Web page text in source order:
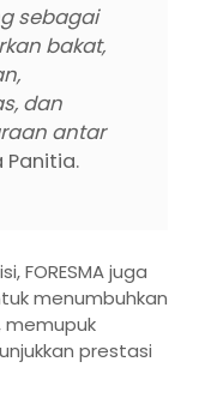
sebagai
bakat,
dan
antar
FORESMA juga
menumbuhkan
prestasi